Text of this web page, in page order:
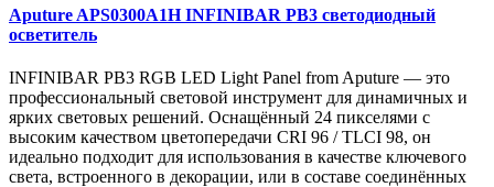
Aputure APS0300A1H INFINIBAR PB3 светодиодный
осветитель
INFINIBAR PB3 RGB LED Light Panel from Aputure — это
профессиональный световой инструмент для динамичных и
ярких световых решений. Оснащённый 24 пикселями с
высоким качеством цветопередачи CRI 96 / TLCI 98, он
идеально подходит для использования в качестве ключевого
света, встроенного в декорации, или в составе соединённых